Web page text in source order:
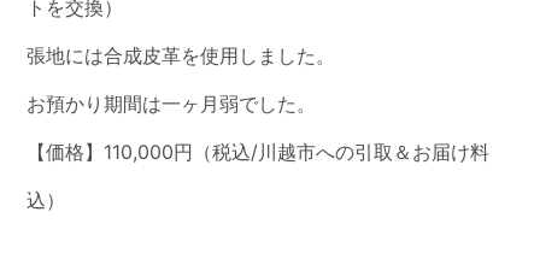
トを交換）
張地には合成皮革を使用しました。
お預かり期間は一ヶ月弱でした。
【価格】110,000円（税込/川越市への引取＆お届け料
込）